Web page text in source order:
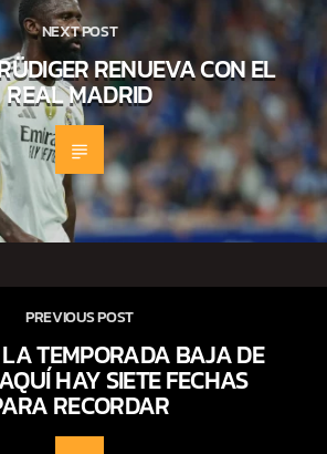
NEXT POST
RENUEVA CON EL
REAL MADRID
PREVIOUS POST
LA TEMPORADA BAJA DE
HAY SIETE FECHAS
RECORDAR